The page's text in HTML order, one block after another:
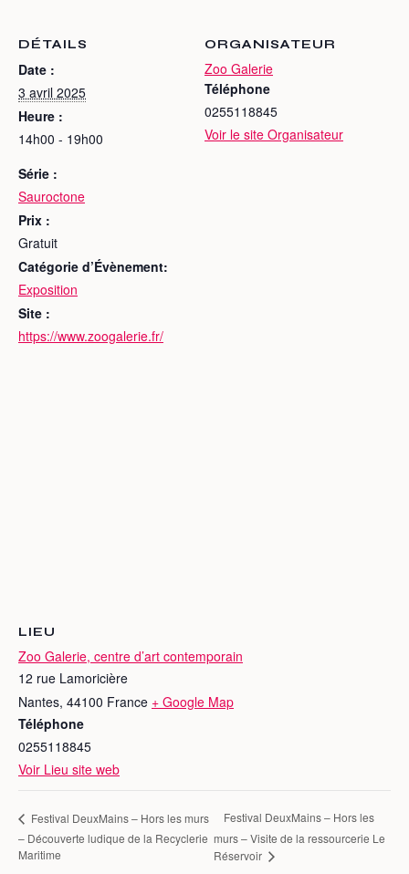
DÉTAILS
Date :
3 avril 2025
Heure :
14h00 - 19h00
Série :
Sauroctone
Prix :
Gratuit
Catégorie d’Évènement:
Exposition
Site :
https://www.zoogalerie.fr/
ORGANISATEUR
Zoo Galerie
Téléphone
0255118845
Voir le site Organisateur
LIEU
Zoo Galerie, centre d’art contemporain
12 rue Lamoricière
Nantes, 44100 France + Google Map
Téléphone
0255118845
Voir Lieu site web
Festival DeuxMains – Hors les murs
– Découverte ludique de la Recyclerie
Maritime
Festival DeuxMains – Hors les
murs – Visite de la ressourcerie Le
Réservoir